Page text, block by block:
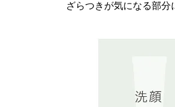
ざらつきが気になる部分